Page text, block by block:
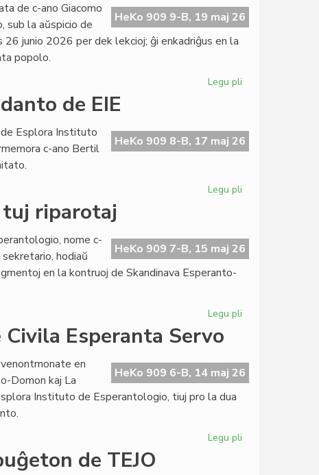
finance
interdependaj:
HeKo 909 9-B, 19 maj 26
de c-ano Giacomo
sub la aŭspicio de
junio 2026 per dek lekcioj; ĝi enkadriĝus en la
popolo.
Legu pli
pri
konstitucia
de EIE
HeKo 909 8-B, 17 maj 26
Esplora Instituto
c-ano Bertil
Legu pli
prezidanto
de
riparotaj
HeKo 909 7-B, 15 maj 26
nome c-
hodiaŭ
en la kontruoj de Skandinava Esperanto-
Legu pli
Lesjoforso
tuj
Esperanta Servo
HeKo 909 6-B, 14 maj 26
en
Domon kaj La
Instituto de Esperantologio, tiuj pro la dua
Legu pli
de TEJO